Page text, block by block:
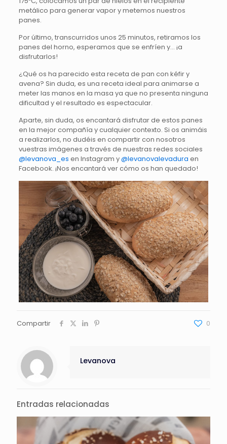
metálico para generar vapor y metemos nuestros
panes.
Por último, transcurridos unos 25 minutos, retiramos los
panes del horno, esperamos que se enfríen y… ¡a
disfrutarlos!
¿Qué os ha parecido esta receta de pan con kéfir y
avena? Sin duda, es una receta ideal para animarse a
meter las manos en la masa ya que no presenta ninguna
dificultad y el resultado es espectacular.
Aparte, sin duda, os encantará disfrutar de estos panes
en la mejor compañía y cualquier contexto. Si os animáis
a realizarlos, no dudéis en compartir con nosotros
vuestras imágenes a través de nuestras redes sociales
@levanova_es en Instagram y@levanovalevadura en
Facebook. ¡Nos encantará ver cómo os han quedado!
Compartir 0
Levanova
Entradas relacionadas